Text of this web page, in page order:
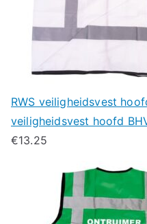
RWS veiligheidsvest
veiligheidsvest hoofd
€13.25